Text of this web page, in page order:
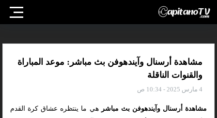
مشاهدة أرسنال وآيندهوفن بث مباشر: موعد المباراة
والقنوات الناقلة
4 مارس 2025 - 10:34 ص
مشاهدة أرسنال وآيندهوفن بث مباشر هي ما ينتظره عشاق كرة القدم